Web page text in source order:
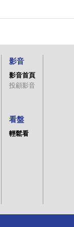
影音
影音首頁
投顧影音
看盤
輕鬆看